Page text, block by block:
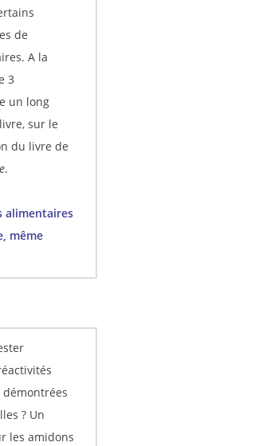
de
A la
3
un long
sur le
du livre de
.
alimentaires
même
? Un
les amidons